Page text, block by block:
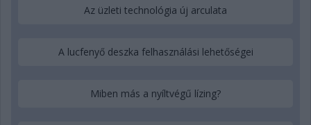
Az üzleti technológia új arculata
A lucfenyő deszka felhasználási lehetőségei
Miben más a nyíltvégű lízing?